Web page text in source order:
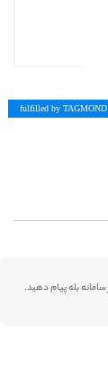
fulfilled by TAGMOND